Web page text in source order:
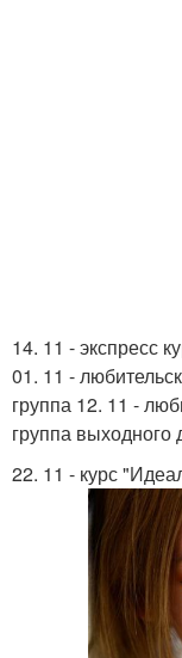
14. 11 - экспресс
01. 11 -
группа 12. 11 -
группа выходного
22. 11 - курс